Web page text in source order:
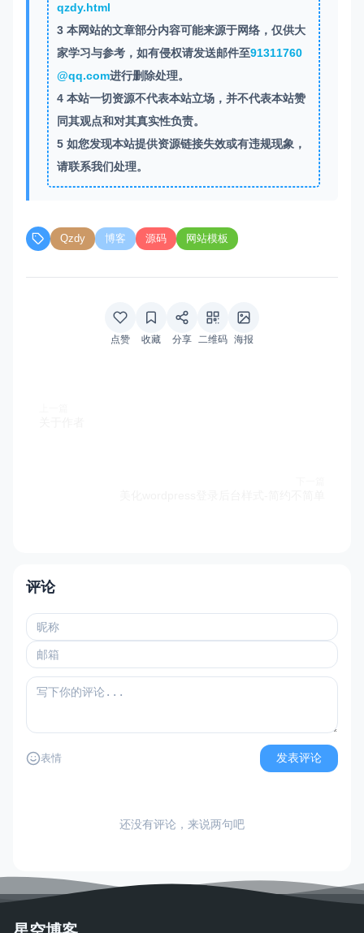
qzdy.html
3本网站的文章部分内容可能来源于网络，仅供大
家学习与参考，如有侵权请发送邮件至91311760
@qq.com进行删除处理。
4本站一切资源不代表本站立场，并不代表本站赞
同其观点和对其真实性负责。
5如您发现本站提供资源链接失效或有违规现象，
请联系我们处理。
Qzdy 博客 源码 网站模板
点赞 收藏 分享 二维码 海报
评论
表情 发表评论
还没有评论，来说两句吧